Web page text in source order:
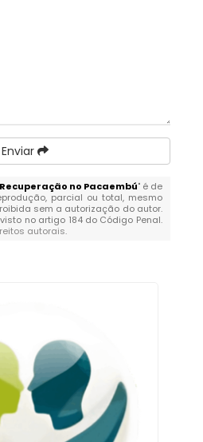
Enviar
no Pacaembú" é de
parcial ou total, mesmo
sem a autorização do autor.
no artigo 184 do Código Penal.
autorais.